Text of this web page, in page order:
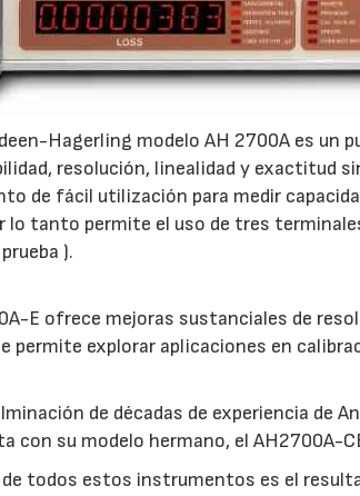
Hagerling modelo AH 2700A es un
resolución, linealidad y exactitud
de fácil utilización para medir
lo tanto permite el uso de tres
).
E ofrece mejoras sustanciales de
permite explorar aplicaciones en
de décadas de experiencia de
con su modelo hermano, el AH2700A-
todos estos instrumentos es el